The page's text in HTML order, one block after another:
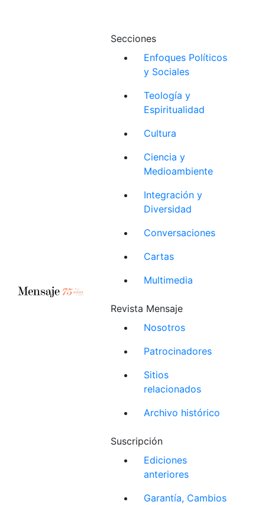
Secciones
Enfoques Políticos
y Sociales
Teología y
Espiritualidad
Cultura
Ciencia y
Medioambiente
Integración y
Diversidad
Conversaciones
Cartas
Multimedia
Revista Mensaje
Nosotros
Patrocinadores
Sitios
relacionados
Archivo histórico
Suscripción
Ediciones
anteriores
Garantía, Cambios